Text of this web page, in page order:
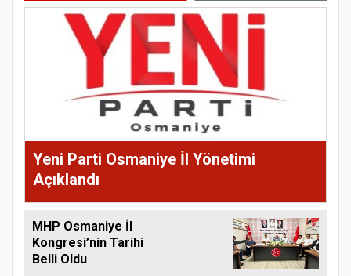
Yeni Parti Osmaniye İl Yönetimi
Açıklandı
MHP Osmaniye İl
Kongresi’nin Tarihi
Belli Oldu